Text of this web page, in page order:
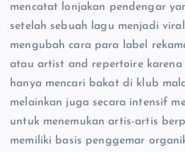
mencatat lonjakan pendengar
setelah sebuah lagu menjadi
mengubah cara para label
atau artist and repertoire
hanya mencari bakat di klub
melainkan juga secara intensif
untuk menemukan artis-artis
memiliki basis penggemar